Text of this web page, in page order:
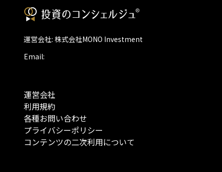
運営会社: 株式会社MONO Investment
Email:
運営会社
利用規約
各種お問い合わせ
プライバシーポリシー
コンテンツの二次利用について